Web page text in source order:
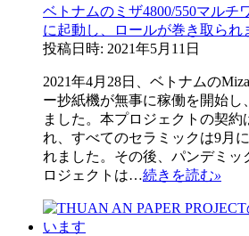
ベトナムのミザ4800/550マルチ
に起動し、ロールが巻き取られ
投稿日時: 2021年5月11日
2021年4月28日、ベトナムの
ー抄紙機が無事に稼働を開始し
ました。本プロジェクトの契約
れ、すべてのセラミックは9月
れました。その後、パンデミッ
ロジェクトは…続きを読む»